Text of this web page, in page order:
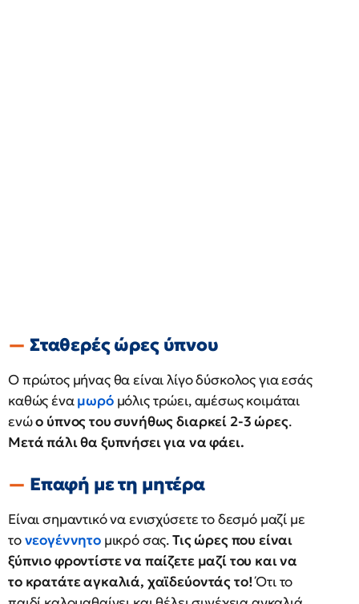
Σταθερές ώρες ύπνου
Ο πρώτος μήνας θα είναι λίγο δύσκολος για εσάς
καθώς έναμωρόμόλις τρώει, αμέσως κοιμάται
ενώο ύπνος του συνήθως διαρκεί 2-3 ώρες.
Μετά πάλι θα ξυπνήσει για να φάει.
Επαφή με τη μητέρα
Είναι σημαντικό να ενισχύσετε το δεσμό μαζί με
τονεογέννητομικρό σας.Τις ώρες που είναι
ξύπνιο φροντίστε να παίζετε μαζί του και να
το κρατάτε αγκαλιά, χαϊδεύοντάς το!Ότι το